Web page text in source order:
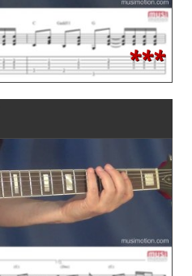
***